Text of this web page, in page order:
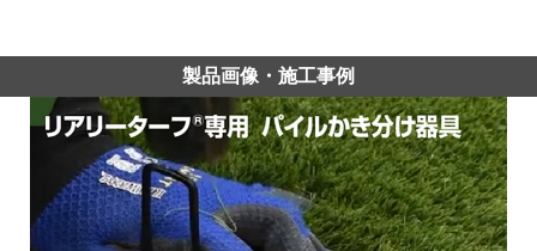
製品画像・施工事例